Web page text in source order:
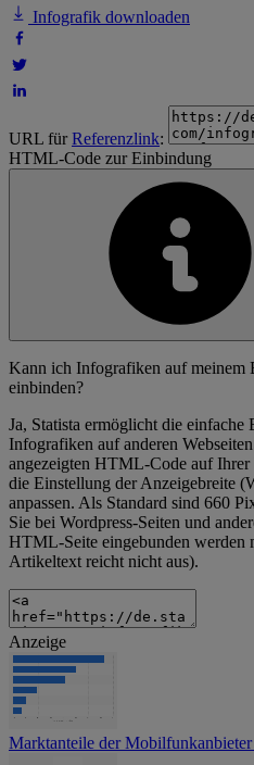
Infografik downloaden
URL fürReferenzlink:
HTML-Code zur Einbindung
Kann ich Infografiken auf meinem
einbinden?
Ja, Statista ermöglicht die
Infografiken auf anderen
angezeigten HTML-Code auf Ihrer
die Einstellung der Anzeigebreite
anpassen. Als Standard sind 660
Sie bei Wordpress-Seiten und
HTML-Seite eingebunden werden
Artikeltext reicht nicht aus).
Anzeige
Marktanteile der